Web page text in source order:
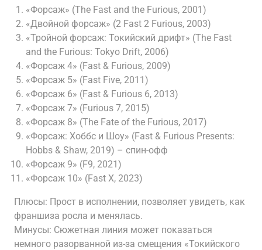
«Форсаж» (The Fast and the Furious, 2001)
«Двойной форсаж» (2 Fast 2 Furious, 2003)
«Тройной форсаж: Токийский дрифт» (The Fast
and the Furious: Tokyo Drift, 2006)
«Форсаж 4» (Fast & Furious, 2009)
«Форсаж 5» (Fast Five, 2011)
«Форсаж 6» (Fast & Furious 6, 2013)
«Форсаж 7» (Furious 7, 2015)
«Форсаж 8» (The Fate of the Furious, 2017)
«Форсаж: Хоббс и Шоу» (Fast & Furious Presents:
Hobbs & Shaw, 2019) – спин-офф
«Форсаж 9» (F9, 2021)
«Форсаж 10» (Fast X, 2023)
Плюсы: Прост в исполнении, позволяет увидеть, как
франшиза росла и менялась.
Минусы: Сюжетная линия может показаться
немного разорванной из-за смещения «Токийского